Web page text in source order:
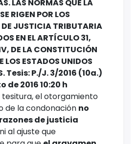
LAS NORMAS QUE LA
RIGEN POR LOS
DE JUSTICIA TRIBUTARIA
EN EL ARTÍCULO 31,
DE LA CONSTITUCIÓN
LOS ESTADOS UNIDOS
Tesis: P./J. 3/2016 (10a.)
de 2016 10:20 h
tesitura, el otorgamiento
de la condonación no
de justicia
al ajuste que